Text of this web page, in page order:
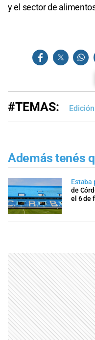
y el sector de
#TEMAS:
Además tenés
Estaba
de
el 6 de